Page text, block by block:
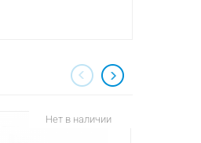
Нет в наличии